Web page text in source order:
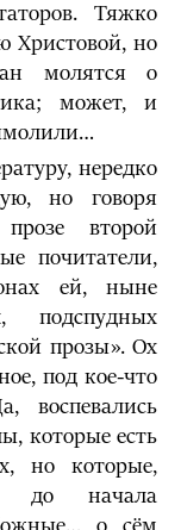
Тяжко
Христовой, но
молятся о
может, и
нередко
но говоря
второй
почитатели,
ей, ныне
подспудных
прозы». Ох
под кое-что
воспевались
которые есть
но которые,
до начала